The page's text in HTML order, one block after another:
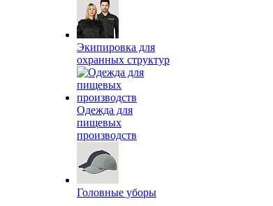
Экипировка для
охранных структур
Одежда для
пищевых
производств
Головные уборы